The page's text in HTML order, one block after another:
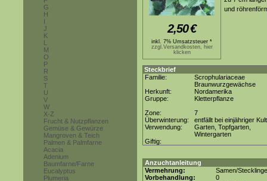
G
H
I
J
K
L
M
O
P
R
S
T
U
V
W
X-Z
Frucht & Nutzpflanzen
Gemüse & Gewürze
Mangroven & Teich
Palmen & Palmfarne
Acacia
Adenium
Baumfarne/Farne
Eucalyptus
Plumeria
2,50€
inkl. 7% Umsatzsteuer *
zzgl.Versandkosten, hier
klicken
und
Steckbrief
Familie:
Scrophulariaceae
Braunwurzgewächse
Herkunft:
Nordamerika
Gruppe:
Kletterpflanze
Zone:
7
Überwinterung:
entfällt bei einjähriger
Verwendung:
Garten, Topfgarten,
Wintergarten
Giftig:
Anzuchtanleitung
Vermehrung:
Samen/Stecklinge
Vorbehandlung:
0